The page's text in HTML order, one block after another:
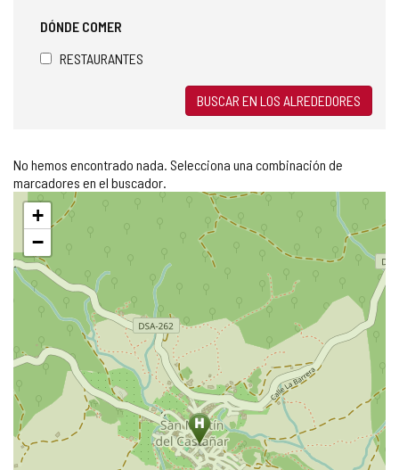
DÓNDE COMER
RESTAURANTES
BUSCAR EN LOS ALREDEDORES
No hemos encontrado nada. Selecciona una combinación de
marcadores en el buscador.
Saltar
mapa
+
−